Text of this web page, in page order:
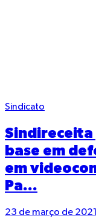
Sindicato
Sindireceita
base em
em
Pa...
23 de março de